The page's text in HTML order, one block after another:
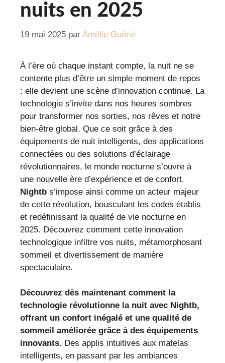
nuits en 2025
19 mai 2025 par Amélie Guérin
À l’ère où chaque instant compte, la nuit ne se
contente plus d’être un simple moment de repos
: elle devient une scène d’innovation continue. La
technologie s’invite dans nos heures sombres
pour transformer nos sorties, nos rêves et notre
bien-être global. Que ce soit grâce à des
équipements de nuit intelligents, des applications
connectées ou des solutions d’éclairage
révolutionnaires, le monde nocturne s’ouvre à
une nouvelle ère d’expérience et de confort.
Nightb s’impose ainsi comme un acteur majeur
de cette révolution, bousculant les codes établis
et redéfinissant la qualité de vie nocturne en
2025. Découvrez comment cette innovation
technologique infiltre vos nuits, métamorphosant
sommeil et divertissement de manière
spectaculaire.
Découvrez dès maintenant comment la
technologie révolutionne la nuit avec Nightb,
offrant un confort inégalé et une qualité de
sommeil améliorée grâce à des équipements
innovants. Des applis intuitives aux matelas
intelligents, en passant par les ambiances